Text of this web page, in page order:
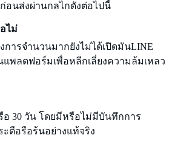
อนส่งผ่านกลไกดังต่อไปนี้
ไม่
ารจำนวนมากยังไม่ได้เปิดมันLINE
แพลตฟอร์มเพื่อหลีกเลี่ยงความล้มเหลว
30 วัน โดยมีหรือไม่มีบันทึกการ
ตือรือร้นอย่างแท้จริง